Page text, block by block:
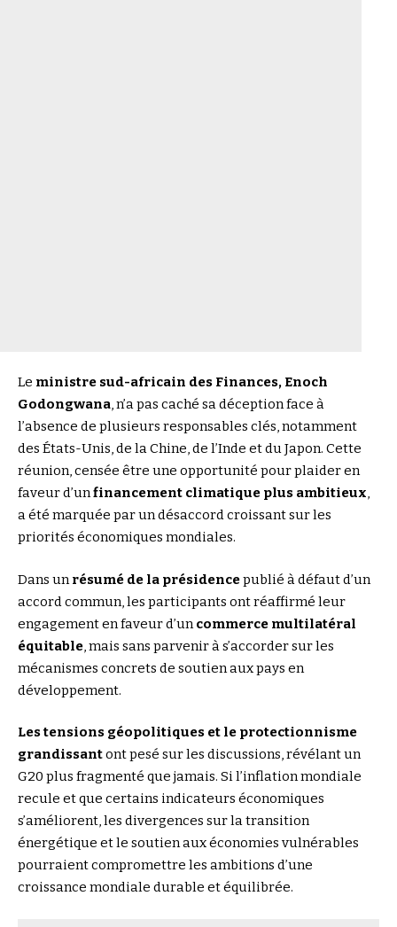
Le ministre sud-africain des Finances, Enoch
Godongwana, n’a pas caché sa déception face à
l’absence de plusieurs responsables clés, notamment
des États-Unis, de la Chine, de l’Inde et du Japon. Cette
réunion, censée être une opportunité pour plaider en
faveur d’unfinancement climatique plus ambitieux,
a été marquée par un désaccord croissant sur les
priorités économiques mondiales.
Dans unrésumé de la présidencepublié à défaut d’un
accord commun, les participants ont réaffirmé leur
engagement en faveur d’uncommerce multilatéral
équitable, mais sans parvenir à s’accorder sur les
mécanismes concrets de soutien aux pays en
développement.
Les tensions géopolitiques et le protectionnisme
grandissantont pesé sur les discussions, révélant un
G20 plus fragmenté que jamais. Si l’inflation mondiale
recule et que certains indicateurs économiques
s’améliorent, les divergences sur la transition
énergétique et le soutien aux économies vulnérables
pourraient compromettre les ambitions d’une
croissance mondiale durable et équilibrée.